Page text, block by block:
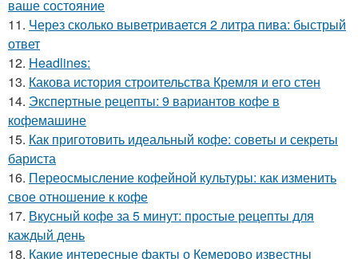
ваше состояние
11. Через сколько выветривается 2 литра пива: быстрый
ответ
12. Headlines:
13. Какова история строительства Кремля и его стен
14. Экспертные рецепты: 9 вариантов кофе в
кофемашине
15. Как приготовить идеальный кофе: советы и секреты
бариста
16. Переосмысление кофейной культуры: как изменить
свое отношение к кофе
17. Вкусный кофе за 5 минут: простые рецепты для
каждый день
18. Какие интересные факты о Кемерово известны